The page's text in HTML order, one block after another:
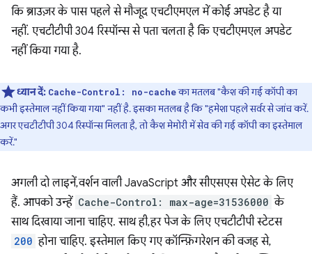
कि ब्राउज़र के पास पहले से मौजूद एचटीएमएल में कोई अपडेट है या
नहीं. एचटीटीपी 304 रिस्पॉन्स से पता चलता है कि एचटीएमएल अपडेट
नहीं किया गया है.
ध्यान दें: Cache-Control: no-cacheका मतलब "कैश की गई कॉपी का
कभी इस्तेमाल नहीं किया गया" नहीं है. इसका मतलब है कि "हमेशा पहले सर्वर से जांच करें.
अगर एचटीटीपी 304 रिस्पॉन्स मिलता है, तो कैश मेमोरी में सेव की गई कॉपी का इस्तेमाल
करें."
अगली दो लाइनें, वर्शन वाली JavaScript और सीएसएस ऐसेट के लिए
हैं. आपको उन्हें Cache-Control: max-age=31536000 के
साथ दिखाया जाना चाहिए. साथ ही, हर पेज के लिए एचटीटीपी स्टेटस
200 होना चाहिए. इस्तेमाल किए गए कॉन्फ़िगरेशन की वजह से,